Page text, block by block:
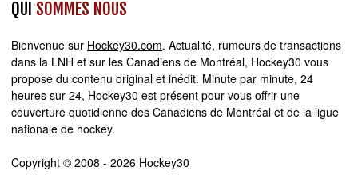
QUI SOMMES NOUS
Bienvenue sur Hockey30.com. Actualité, rumeurs de transactions
dans la LNH et sur les Canadiens de Montréal, Hockey30 vous
propose du contenu original et inédit. Minute par minute, 24
heures sur 24, Hockey30 est présent pour vous offrir une
couverture quotidienne des Canadiens de Montréal et de la ligue
nationale de hockey.
Copyright © 2008 - 2026 Hockey30